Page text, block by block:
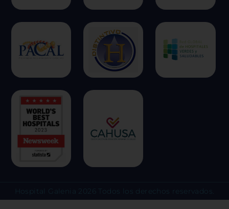
Hospital Galenia 2026 Todos los derechos reservados.